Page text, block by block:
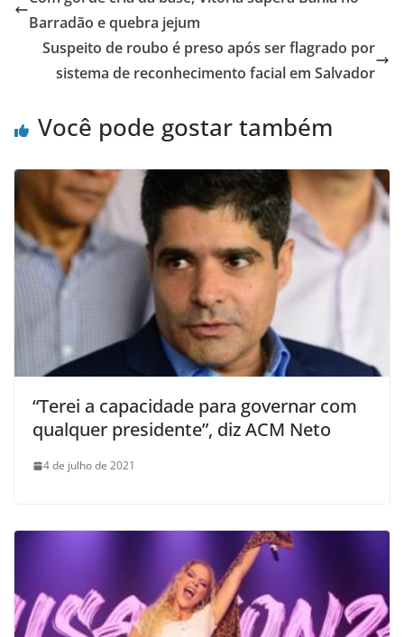
Barradão e quebra jejum
Suspeito de roubo é preso após ser flagrado por
sistema de reconhecimento facial em Salvador
Você pode gostar também
“Terei a capacidade para governar com
qualquer presidente”, diz ACM Neto
4 de julho de 2021